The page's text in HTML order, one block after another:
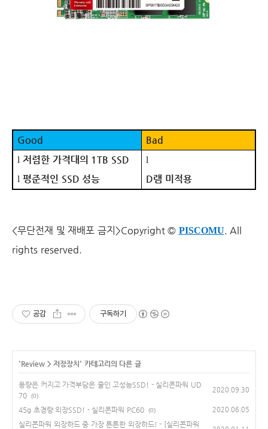
Good Bad
l 저렴한 가격대의 1TB SSD
l 평준적인 SSD 성능
l
D램 미적용
<무단전재 및 재배포 금지>Copyright © PISCOMU. All
rights reserved.
공감 구독하기
'Review > 저장장치 ' 카테고리의 다른 글
용량은 커지고 가격부담은 줄인 고성능SSD! - 실리콘파워 UD
70
(0)
2020.09.30
45g 초경량 외장SSD! - 실리콘파워 PC60 (0) 2020.06.05
실리콘파워 외장하드 중 가장 튼튼한 외장하드! - [실리콘파워